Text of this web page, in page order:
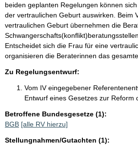
beiden geplanten Regelungen können
der vertraulichen Geburt auswirken. Beim
vertraulichen Geburt übernehmen die
Entscheidet sich die Frau für eine
organisieren die Beraterinnen das
Zu Regelungsentwurf:
Vom IV eingegebener
Entwurf eines Gesetzes zur Reform
Betroffene Bundesgesetze (1):
BGB [alle RV hierzu]
Stellungnahmen/Gutachten (1):